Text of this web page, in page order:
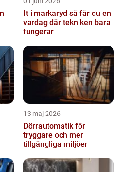
It i markaryd så får du en
vardag där tekniken bara
fungerar
13 maj 2026
Dörrautomatik för
tryggare och mer
tillgängliga miljöer